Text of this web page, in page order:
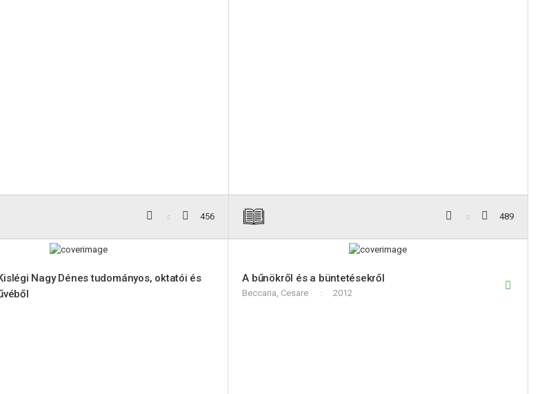
456 489
Nagy Dénes tudományos, oktatói és
A bűnökről és a büntetésekről
Beccaria, Cesare 2012